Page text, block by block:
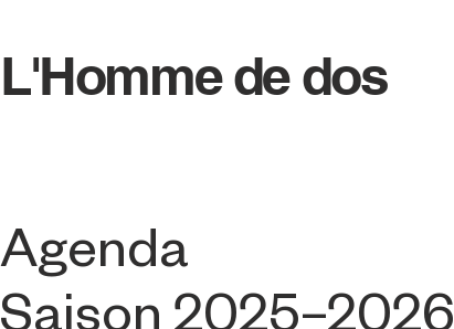
L'Homme de dos
Agenda
Saison 2025–2026